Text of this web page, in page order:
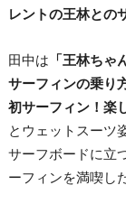
レントの王林との
田中は 「王林ち
サーフィンの乗り
初サーフィン！楽
とウェットスーツ
サーフボードに立
ーフィンを満喫し